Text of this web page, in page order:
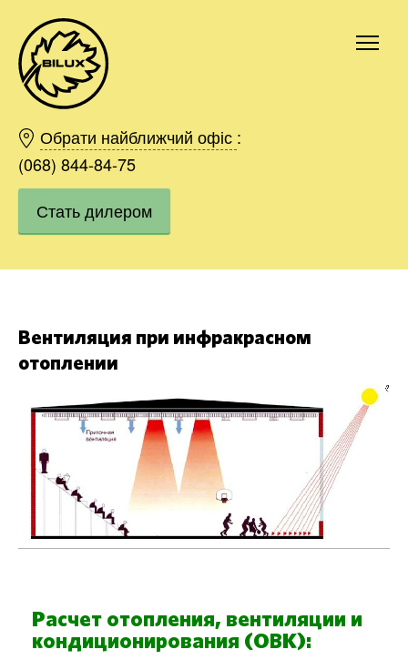
Обрати найближчий офіс :
(068) 844-84-75
Стать дилером
Вентиляция при инфракрасном
отоплении
Расчет отопления, вентиляции и
кондиционирования (ОВК):
Киев
Харьков
Одесса
Днепр
Ивано-Франковск
Область
Заказать